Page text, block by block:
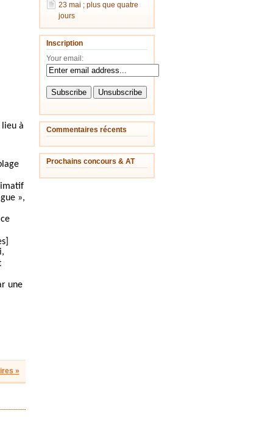
23 mai ; plus que quatre
jours
Inscription
Your email:
Commentaires récents
Prochains concours & AT
à
»,
une
»